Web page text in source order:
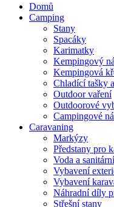
Domů
Camping
Stany
Spacáky
Karimatky
Kempingový
Kempingová
Chladící tašky
Outdoor vaření
Outdoorové
Campingové
Caravaning
Markýzy
Předstany pro
Voda a
Vybavení
Vybavení
Náhradní díly
Střešní stany